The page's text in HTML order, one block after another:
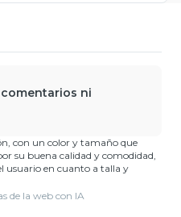
ni
con un color y tamaño que
su buena calidad y comodidad,
usuario en cuanto a talla y
de la web con IA